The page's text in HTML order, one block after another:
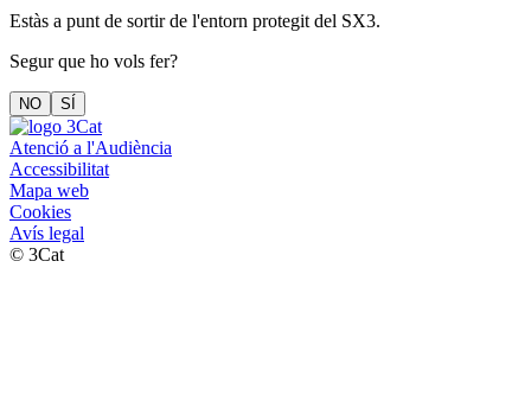
Estàs a punt de sortir de l'entorn protegit del SX3.
Segur que ho vols fer?
NO SÍ
Atenció a l'Audiència
Accessibilitat
Mapa web
Cookies
Avís legal
© 3Cat